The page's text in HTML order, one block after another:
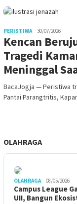
PERISTIWA 30/07/2026
Kencan
Tragedi
Meninggal
BacaJogja — Peristiwa
Pantai Parangtritis,
OLAHRAGA
OLAHRAGA 08/05/2026
Campus League
UII, Bangun